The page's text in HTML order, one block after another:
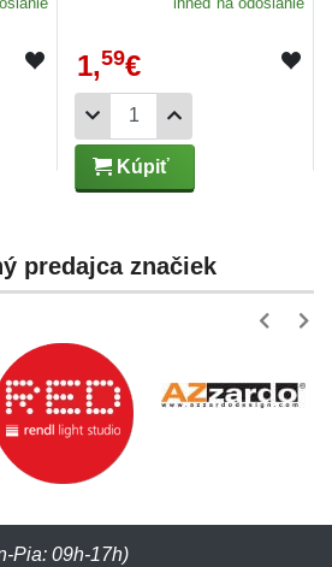
1,59€
Kúpiť
predajca značiek
Pia: 09h-17h)